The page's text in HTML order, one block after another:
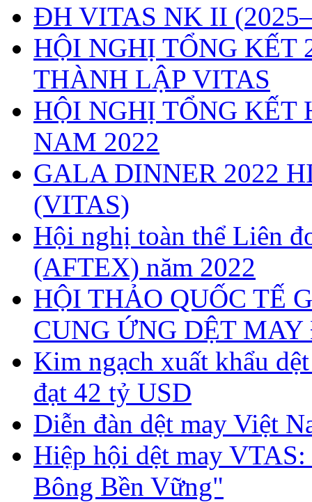
ĐH VITAS NK II
HỘI NGHỊ TỔNG
THÀNH LẬP VITAS
HỘI NGHỊ TỔNG KẾT
NAM 2022
GALA DINNER 2022
(VITAS)
Hội nghị toàn thể Liên
(AFTEX) năm 2022
HỘI THẢO QUỐC TẾ
CUNG ỨNG DỆT
Kim ngạch xuất khẩu
đạt 42 tỷ USD
Diễn đàn dệt may Việt
Hiệp hội dệt may
Bông Bền Vững"